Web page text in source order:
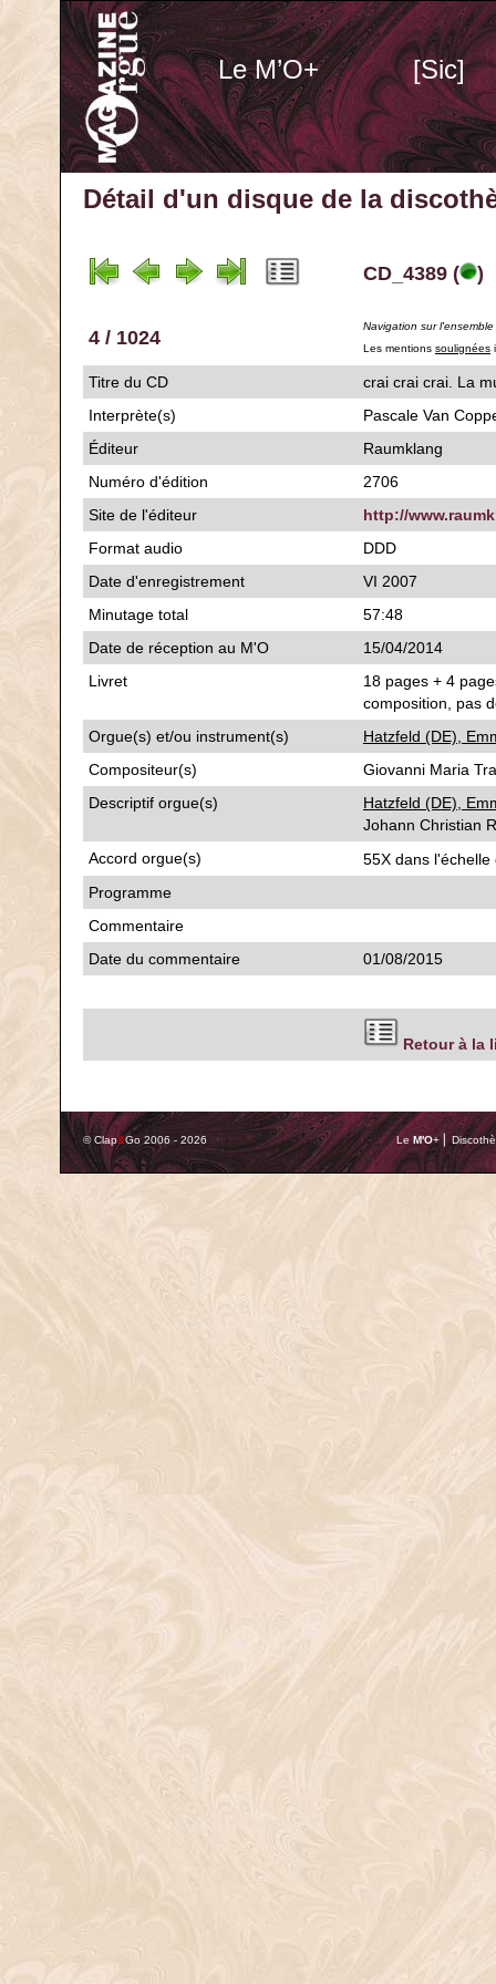
Le M’O+ [Sic]
Détail d'un disque de la
CD_4389 ( )
4 / 1024
Navigation sur
Les mentions soulignées
Titre du CD
crai crai crai.
Interprète(s)
Pascale Van
Éditeur
Raumklang
Numéro d'édition
2706
Site de l'éditeur
http://
Format audio
DDD
Date d'enregistrement
VI 2007
Minutage total
57:48
Date de réception au M'O
15/04/2014
Livret
18 pages + 4
composition, pas
Orgue(s) et/ou instrument(s)
Hatzfeld (DE),
Compositeur(s)
Giovanni Maria
Descriptif orgue(s)
Hatzfeld (DE),
Johann Christian
Accord orgue(s)
55X dans
Programme
Commentaire
Date du commentaire
01/08/2015
Retour à la
© Clap&Go 2006 - 2026 Le M'O+ ⎢